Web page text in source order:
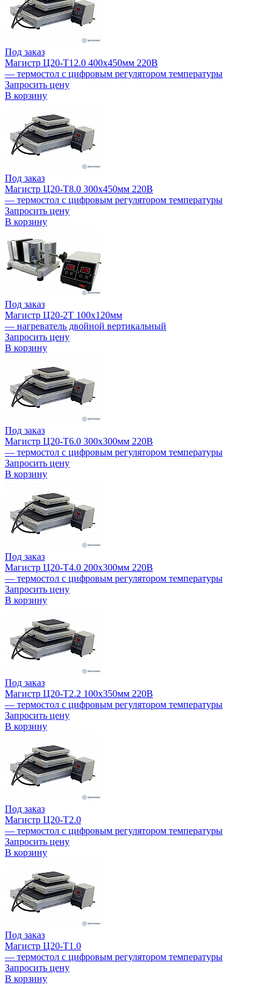
Под заказ
Магистр Ц20-Т12.0 400х450мм 220В
— термостол с цифровым регулятором температуры
Запросить цену
В корзину
Под заказ
Магистр Ц20-Т8.0 300х450мм 220В
— термостол с цифровым регулятором температуры
Запросить цену
В корзину
Под заказ
Магистр Ц20-2Т 100х120мм
— нагреватель двойной вертикальный
Запросить цену
В корзину
Под заказ
Магистр Ц20-Т6.0 300х300мм 220В
— термостол с цифровым регулятором температуры
Запросить цену
В корзину
Под заказ
Магистр Ц20-Т4.0 200х300мм 220В
— термостол с цифровым регулятором температуры
Запросить цену
В корзину
Под заказ
Магистр Ц20-Т2.2 100х350мм 220В
— термостол с цифровым регулятором температуры
Запросить цену
В корзину
Под заказ
Магистр Ц20-Т2.0
— термостол с цифровым регулятором температуры
Запросить цену
В корзину
Под заказ
Магистр Ц20-Т1.0
— термостол с цифровым регулятором температуры
Запросить цену
В корзину